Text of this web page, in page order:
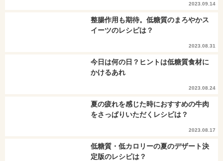
2023.09.14
整腸作用も期待。低糖質のまろやかス
イーツのレシピは？
2023.08.31
今日は何の日？ヒントは低糖質食材に
かけるあれ
2023.08.24
夏の疲れを感じた時におすすめの牛肉
をさっぱりいただくレシピは？
2023.08.17
低糖質・低カロリーの夏のデザート決
定版のレシピは？